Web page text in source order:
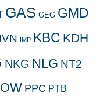
GAS GEG GMD
IMP KBC KDH
NKG NLG NT2
PPC PTB